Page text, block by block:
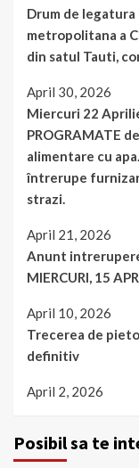
Drum de
metropolitana a
din satul Tauti,
April 30, 2026
Miercuri 22
PROGRAMATE
alimentare cu
întrerupe
strazi.
April 21, 2026
Anunt intrerupere
MIERCURI, 15
April 10, 2026
Trecerea de
definitiv
April 2, 2026
Posibil sa te